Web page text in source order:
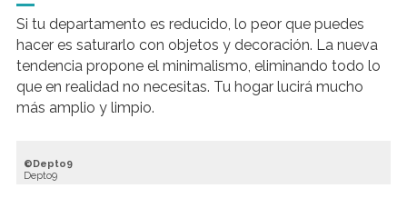
Si tu departamento es reducido, lo peor que puedes
hacer es saturarlo con objetos y decoración. La nueva
tendencia propone el minimalismo, eliminando todo lo
que en realidad no necesitas. Tu hogar lucirá mucho
más amplio y limpio.
Depto9
Depto9